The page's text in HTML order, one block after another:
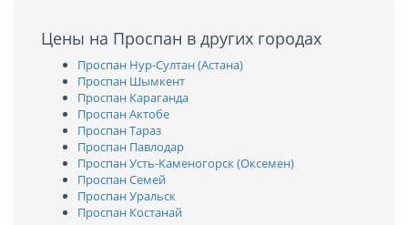
Цены на Проспан в других городах
Проспан Нур-Султан (Астана)
Проспан Шымкент
Проспан Караганда
Проспан Актобе
Проспан Тараз
Проспан Павлодар
Проспан Усть-Каменогорск (Оксемен)
Проспан Семей
Проспан Уральск
Проспан Костанай